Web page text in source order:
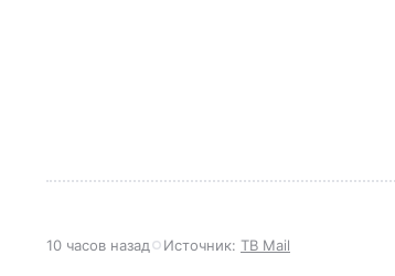
10 часов назад Источник: ТВ Mail